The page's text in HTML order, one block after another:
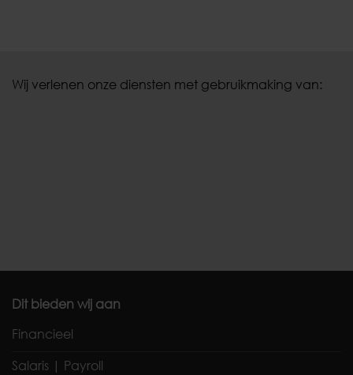
Wij verlenen onze diensten met gebruikmaking van:
Dit bieden wij aan
Financieel
Salaris | Payroll